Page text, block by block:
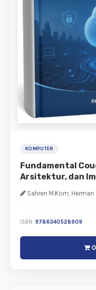
KOMPUTER
Fundamental
Arsitektur, dan
Sahren M.Kom, Herman Saputra M.Kom,
ISBN: 9786340528909